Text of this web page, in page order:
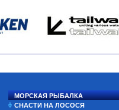
МОРСКАЯ РЫБАЛКА
СНАСТИ НА ЛОСОСЯ